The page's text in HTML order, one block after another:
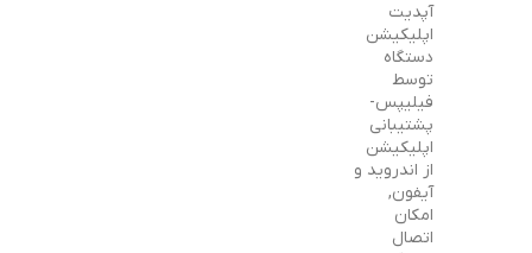
آپدیت
اپلیکیشن
دستگاه
توسط
فیلیپس-
پشتیبانی
اپلیکیشن
از اندروید و
آیفون,
امکان
اتصال